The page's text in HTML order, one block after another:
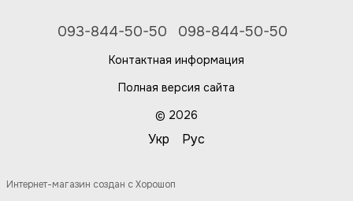
093-844-50-50 098-844-50-50
Контактная информация
Полная версия сайта
© 2026
Укр Рус
Интернет-магазин создан с Хорошоп